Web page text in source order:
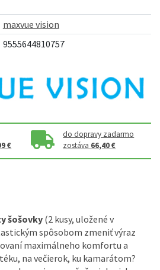
maxvue vision
9555644810757
€
do dopravy zadarmo
zostáva 66,40 €
šošovky (2 kusy, uložené v
spôsobom zmeniť výraz
maximálneho komfortu a
na večierok, ku kamarátom?